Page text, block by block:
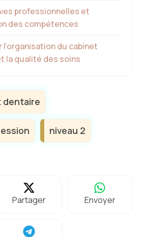
professionnelles et
des compétences
l’organisation du cabinet
la qualité des soins
dentaire
niveau 2
Partager Envoyer